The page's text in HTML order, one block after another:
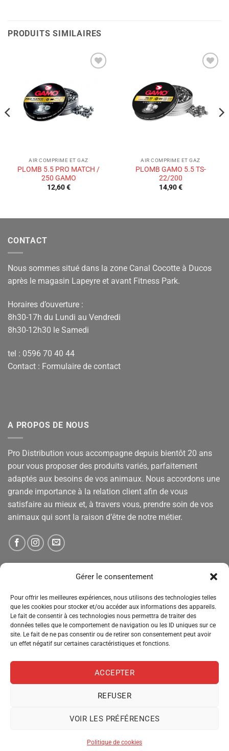
Gérer le consentement
Pour offrir les meilleures expériences, nous utilisons des technologies telles
que les cookies pour stocker et/ou accéder aux informations des appareils.
Le fait de consentir à ces technologies nous permettra de traiter des
données telles que le comportement de navigation ou les ID uniques sur ce
site. Le fait de ne pas consentir ou de retirer son consentement peut avoir
un effet négatif sur certaines caractéristiques et fonctions.
ACCEPTER
REFUSER
VOIR LES PRÉFÉRENCES
Politique de cookies
PRODUITS SIMILAIRES
AIR COMPRIME ET GAZ
PLOMB 5.5 PRO MATCH /
250 GAMO
12,60€
souhaits
AIR COMPRIME ET GAZ
PLOMB GAMO 5.5 TS-
22/200
14,90€
CONTACT
Nous sommes situé dans la zone Canal Cocotte à Ducos
après le magasin Lapeyre et avant Fitness Park.
Horaires d’ouverture :
8h30-17h du Lundi au Vendredi
8h30-12h30 le Samedi
tel : 0596 70 40 44
Contact : Formulaire de contact
A PROPOS DE NOUS
Pro Distribution vous accompagne depuis bientôt 20 ans
pour vous proposer des produits variés, parfaitement
adaptés aux besoins de vos animaux. Nous accordons une
grande importance à la relation client afin de vous
satisfaire au mieux et, à travers vous, prendre soin de vos
animaux qui sont la raison d’être de notre métier.
Tenez-vous informé des nouveautés, des offres spéciales
et des remises.
Copyright 2026 ©Pro Distribution